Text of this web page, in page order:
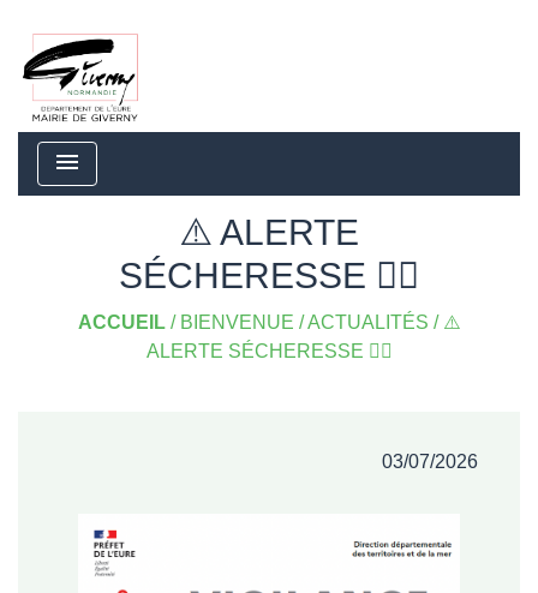
menu
⚠️ ALERTE
SÉCHERESSE 👉🏼
ACCUEIL/ BIENVENUE /ACTUALITÉS / ⚠️
ALERTE SÉCHERESSE 👉🏼
03/07/2026